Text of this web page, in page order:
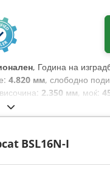
, Година на
4.820 мм, слободно
2.350 мм, моќ:
на вилушките:
ширина:1.290 мм,
BSL16N-I